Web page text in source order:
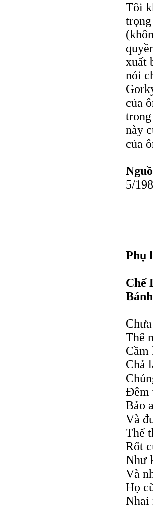
Tôi
xuất
nói
của
này
của
5/
Phụ
Chế
Thế
Cầm
Chả
Đêm
Bảo
Và
Thế
Rốt
Như
Và
Họ
Nhai